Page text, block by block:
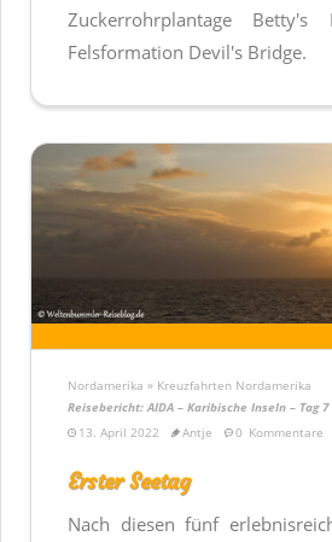
Zuckerrohrplantage
Felsformation Devil's Bridge.
Nordamerika » Kreuzfahrten Nordamerika
Reisebericht: AIDA – Karibische Inseln – Tag 7
13. April 2022
Antje 0 Kommentare
Erster Seetag
Nach diesen fünf